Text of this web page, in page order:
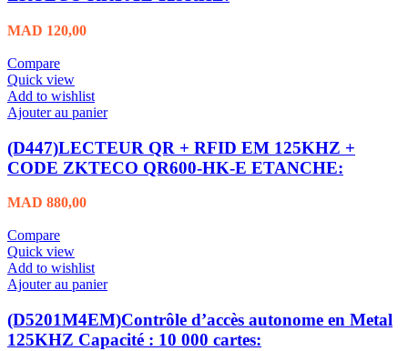
MAD 120,00
Compare
Quick view
Add to wishlist
Ajouter au panier
(D447)LECTEUR QR + RFID EM 125KHZ +
CODE ZKTECO QR600-HK-E ETANCHE:
MAD 880,00
Compare
Quick view
Add to wishlist
Ajouter au panier
(D5201M4EM)Contrôle d’accès autonome en Metal
125KHZ Capacité : 10 000 cartes: